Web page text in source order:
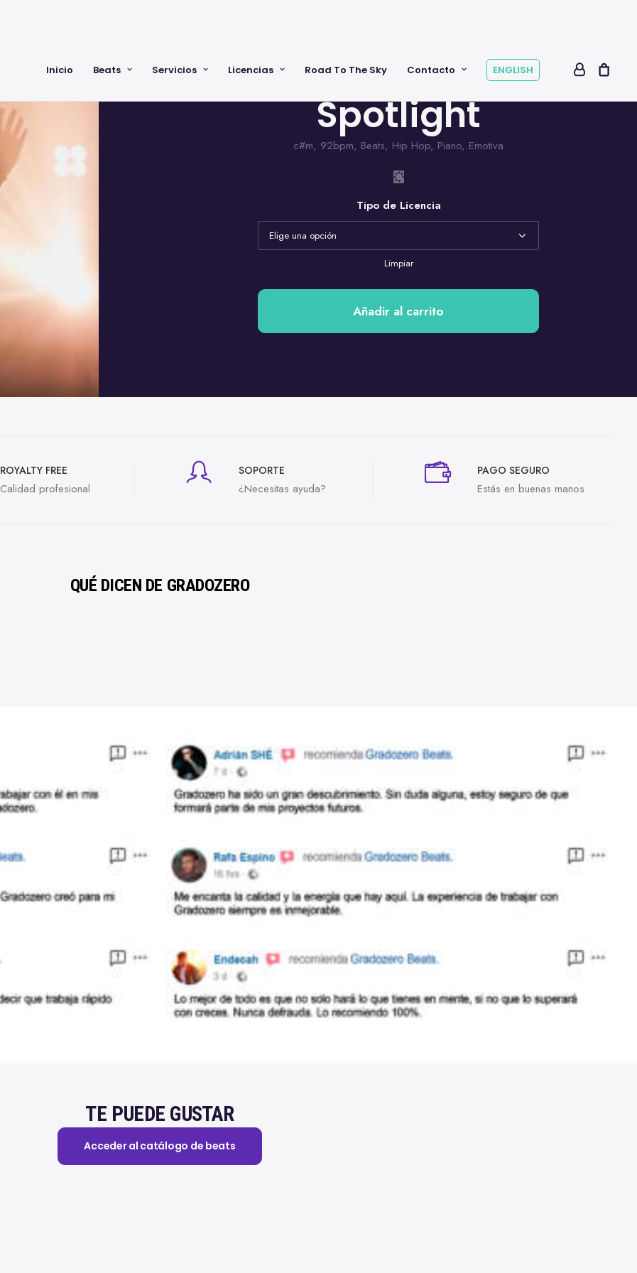
Inicio Beats Servicios Licencias Road To The Sky Contacto ENGLISH
Spotlight
c#m, 92bpm, Beats, Hip Hop, Piano, Emotiva
Tipo de Licencia
Limpiar
Añadir al carrito
ROYALTY FREE
Calidad profesional
SOPORTE
¿Necesitas ayuda?
PAGO SEGURO
Estás en buenas manos
QUÉ DICEN DE GRADOZERO
TE PUEDE GUSTAR
Acceder al catálogo de beats